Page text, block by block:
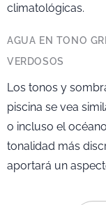
climatológicas.
AGUA EN TONO
VERDOSOS
Los tonos y
piscina se vea
o incluso el
tonalidad más
aportará un